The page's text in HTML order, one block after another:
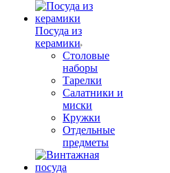
Посуда из
керамики
Столовые
наборы
Тарелки
Салатники и
миски
Кружки
Отдельные
предметы